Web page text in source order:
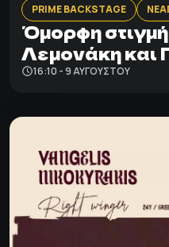
PRIME BACKSTAGE
Όμορφη στιγμή
Λεμονάκη και
16:10 - 9 ΑΥΓΟΎΣΤΟΥ